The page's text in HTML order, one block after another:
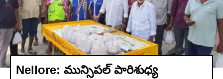
Nellore: మున్సిపల్ పారిశుధ్య